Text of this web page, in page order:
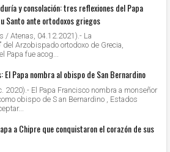
y consolación: tres reflexiones del Papa
Santo ante ortodoxos griegos
/ Atenas, 04.12.2021).- La
del Arzobispado ortodoxo de Grecia,
Papa fue acog...
El Papa nombra al obispo de San Bernardino
2020).- El Papa Francisco nombra a monseñor
obispo de S an Bernardino , Estados
a Chipre que conquistaron el corazón de sus